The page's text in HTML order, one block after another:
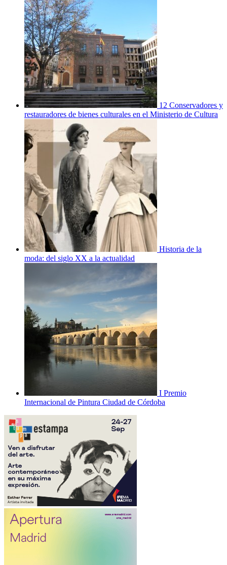
12 Conservadores y
restauradores de bienes culturales en el Ministerio de Cultura
Historia de la
moda: del siglo XX a la actualidad
I Premio
Internacional de Pintura Ciudad de Córdoba